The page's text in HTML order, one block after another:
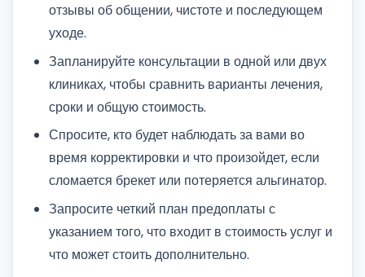
отзывы об общении, чистоте и последующем
уходе.
Запланируйте консультации в одной или двух
клиниках, чтобы сравнить варианты лечения,
сроки и общую стоимость.
Спросите, кто будет наблюдать за вами во
время корректировки и что произойдет, если
сломается брекет или потеряется альгинатор.
Запросите четкий план предоплаты с
указанием того, что входит в стоимость услуг и
что может стоить дополнительно.